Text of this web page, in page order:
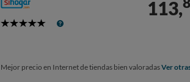
5
113,
Mejor precio en Internet de tiendas bien valoradasVer